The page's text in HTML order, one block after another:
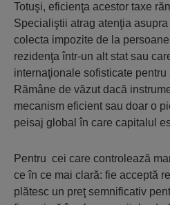
Totuşi, eficienţa acestor taxe
Specialiştii atrag atenţia
colecta impozite de la
rezidenţa într-un alt stat sau
internaţionale sofisticate
Rămâne de văzut dacă
mecanism eficient sau doar o
peisaj global în care capitalul
Pentru cei care controlează
ce în ce mai clară: fie acceptă
plătesc un preţ semnificativ